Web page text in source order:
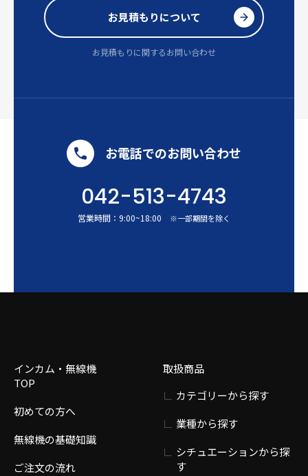
お見積もりについて
お見積もりに関するお問い合わせ
お電話でのお問い合わせ
042-513-4743
営業時間： 9:00~18:00 ※一部期間を除く
インカム・無線機
TOP
初めての方へ
無線機の基礎知識
ご注文の流れ
取扱商品
カテゴリーから探す
業種から探す
シチュエーションから探
す